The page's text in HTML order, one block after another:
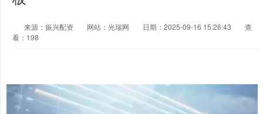
来源：振兴配资 网站：光瑞网 日期：2025-09-16 15:26:43
查
看：198